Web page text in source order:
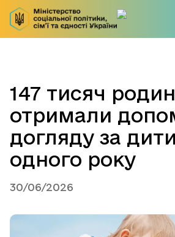
147 тисяч
отримали
догляду за
одного року
30/06/2026